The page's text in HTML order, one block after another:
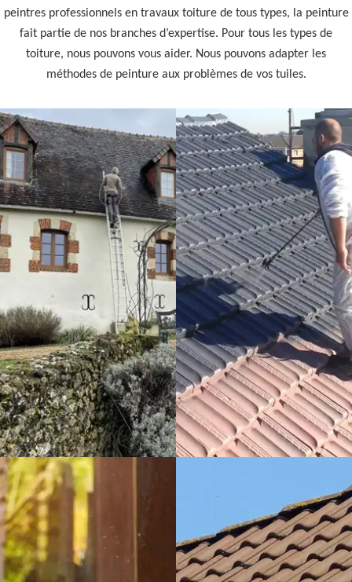
peintres professionnels en travaux toiture de tous types, la peinture
fait partie de nos branches d’expertise. Pour tous les types de
toiture, nous pouvons vous aider. Nous pouvons adapter les
méthodes de peinture aux problèmes de vos tuiles.